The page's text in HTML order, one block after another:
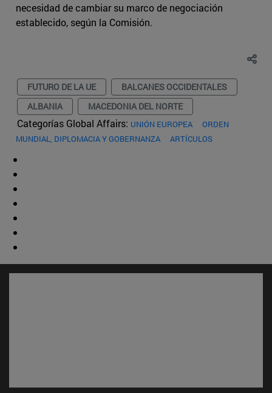
necesidad de cambiar su marco de negociación
establecido, según la Comisión.
FUTURO DE LA UE
BALCANES OCCIDENTALES
ALBANIA
MACEDONIA DEL NORTE
Categorías Global Affairs: UNIÓN EUROPEA
ORDEN
MUNDIAL, DIPLOMACIA Y GOBERNANZA
ARTÍCULOS